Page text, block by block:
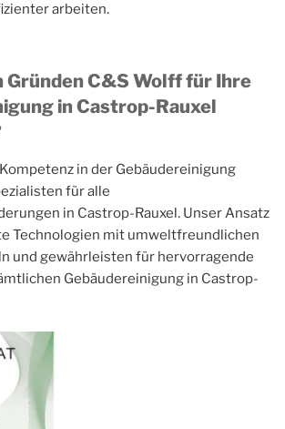
arbeiten.
Gründen C&S Wolff für Ihre
in Castrop-Rauxel
in der Gebäudereinigung
für alle
in Castrop-Rauxel. Unser Ansatz
Technologien mit umweltfreundlichen
und gewährleisten für hervorragende
Gebäudereinigung in Castrop-